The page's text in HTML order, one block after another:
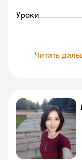
Уроки
Читать